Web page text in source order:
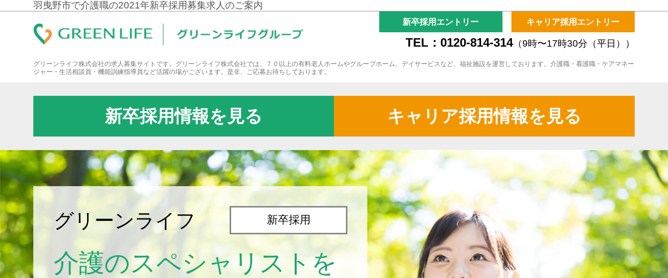
羽曳野市で介護職の2021年新卒採用募集求人のご案内
新卒採用エントリー キャリア採用エントリー
TEL：0120-814-314（9時〜17時30分（平日））
グリーンライフ株式会社の求人募集サイトです。グリーンライフ株式会社では、７０以上の有料老人ホームやグループホーム、デイサービスなど、福祉施設を運営しております。介護職・看護職・ケアマネー
ジャー・生活相談員・機能訓練指導員など活躍の場がございます。是非、ご応募お待ちしております。
新卒採用情報を見る キャリア採用情報を見る
グリーンライフ 新卒採用
介護のスペシャリストを